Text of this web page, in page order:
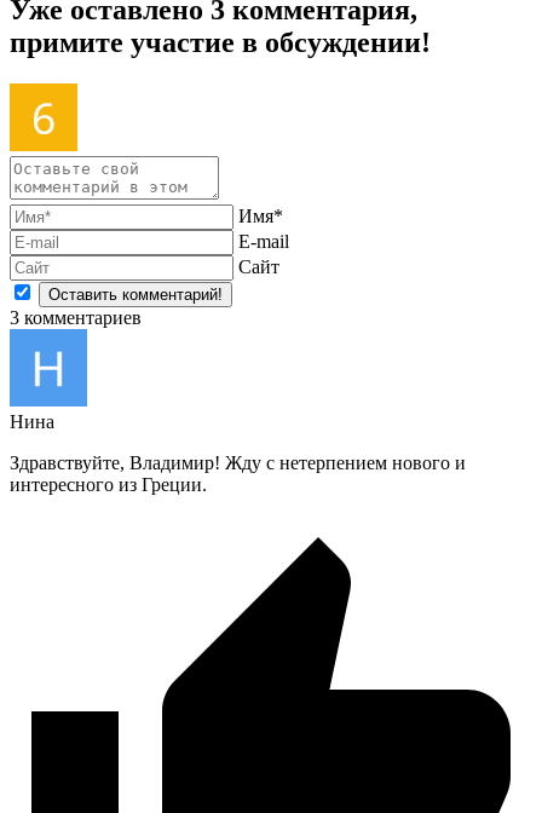
Уже оставлено 3 комментария,
примите участие в обсуждении!
Имя*
E-mail
Сайт
3 комментариев
Нина
Здравствуйте, Владимир! Жду с нетерпением нового и
интересного из Греции.